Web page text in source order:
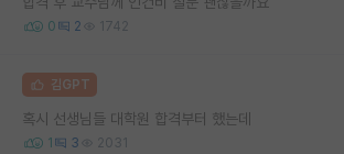
0 2 1742
김GPT
혹시 선생님들 대학원 합격부터 했는데
1 3 2031